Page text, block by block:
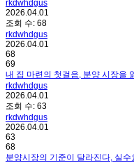
rkdwhdgus
2026.04.01
조회 수: 68
rkdwhdgus
2026.04.01
68
69
내 집 마련의 첫걸음, 분양 시장을
rkdwhdgus
2026.04.01
조회 수: 63
rkdwhdgus
2026.04.01
63
68
분양시장의 기준이 달라진다, 실